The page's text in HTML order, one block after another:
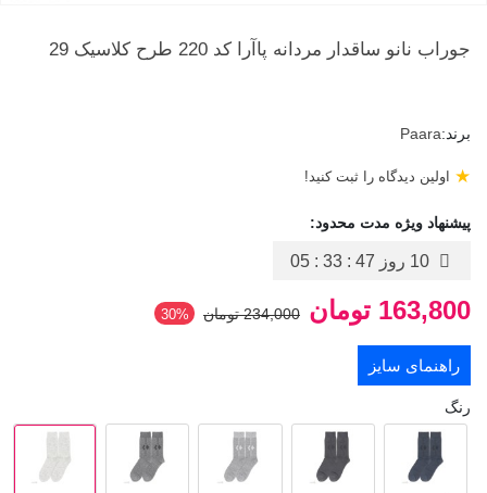
جوراب نانو ساقدار مردانه پاآرا کد 220 طرح کلاسیک 29
برند:Paara
اولین دیدگاه را ثبت کنید! ★
پیشنهاد ویژه مدت محدود:
10 روز 05 : 33 : 47
163,800 تومان 234,000 تومان ‎30%
راهنمای سایز
رنگ